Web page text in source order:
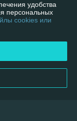
удобства
персональных
cookies или